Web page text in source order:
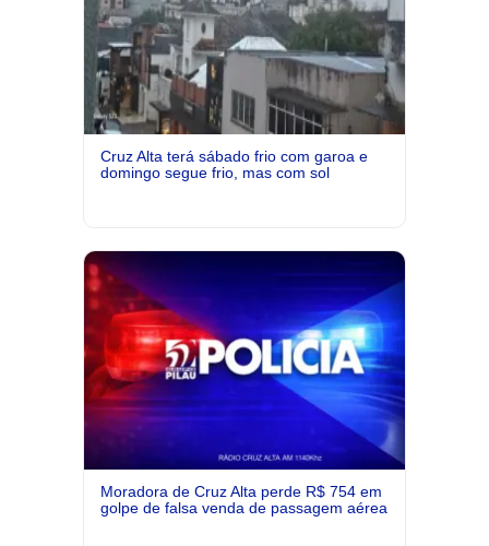
Cruz Alta terá sábado frio com garoa e
domingo segue frio, mas com sol
Moradora de Cruz Alta perde R$ 754 em
golpe de falsa venda de passagem aérea